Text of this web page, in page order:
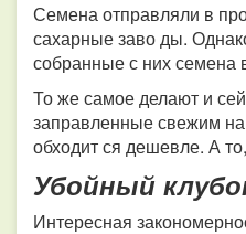
Семена отправляли в
сахарные заво ды.
собранные с них семена
То же самое делают и
заправленные свежим
обходит ся дешевле. А
Убойный
Интересная